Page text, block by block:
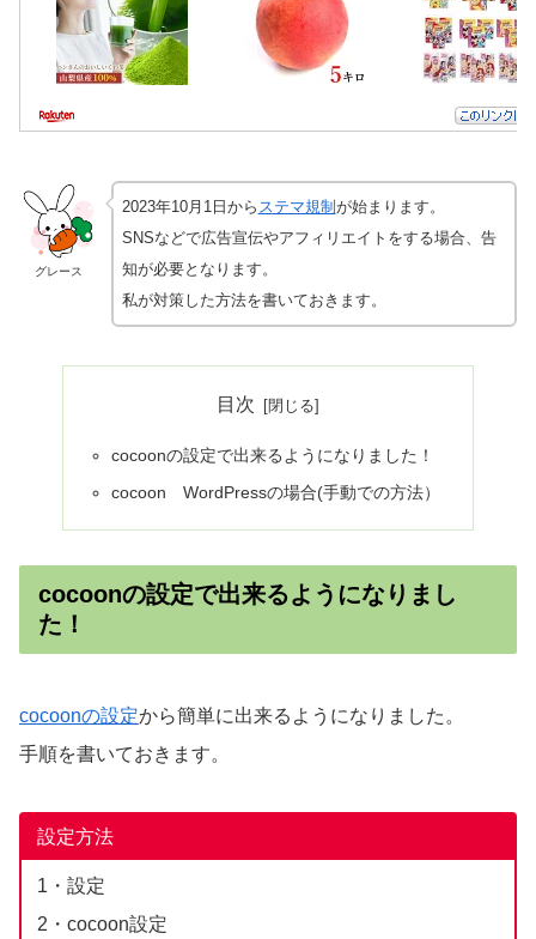
グレース
2023年10月1日から ステマ規制が始まります。
SNSなどで広告宣伝やアフィリエイトをする場合、告
知が必要となります。
私が対策した方法を書いておきます。
目次
cocoonの設定で出来るようになりました！
cocoon WordPressの場合(手動での方法）
cocoonの設定で出来るようになりまし
た！
cocoonの設定から簡単に出来るようになりました。
手順を書いておきます。
設定方法
1・設定
2・cocoon設定